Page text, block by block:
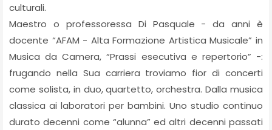
culturali.
Maestro o professoressa Di Pasquale - da anni è
docente “AFAM - Alta Formazione Artistica Musicale” in
Musica da Camera, “Prassi esecutiva e repertorio” -:
frugando nella Sua carriera troviamo fior di concerti
come solista, in duo, quartetto, orchestra. Dalla musica
classica ai laboratori per bambini. Uno studio continuo
durato decenni come “alunna” ed altri decenni passati